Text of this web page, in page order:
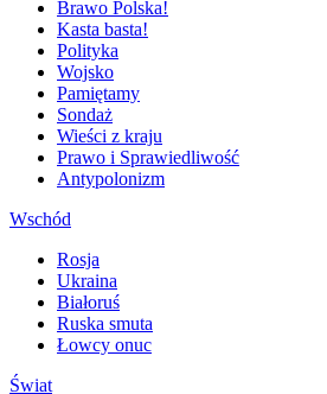
Brawo Polska!
Kasta basta!
Polityka
Wojsko
Pamiętamy
Sondaż
Wieści z kraju
Prawo i Sprawiedliwość
Antypolonizm
Wschód
Rosja
Ukraina
Białoruś
Ruska smuta
Łowcy onuc
Świat